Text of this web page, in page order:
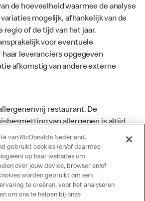
de hoeveelheid waarmee de analyse
mogelijk, afhankelijk van de
regio of de tijd van het jaar.
voor eventuele
leveranciers opgegeven
afkomstig van andere externe
restaurant. De
van allergenen is altijd
kan zodoende niet garanderen dat
sporen van allergenen bevatten.
daarom geen aansprakelijkheid
van het binnenkrijgen van (een
lichamelijke klachten krijgt. Alle
bevatten van dierlijke
van McDonald’s Nederland.
gebruikt cookies (en/of daarmee
op haar websites om
over jouw device, browser en/of
worden gebruikt om een
te creëren, voor het analyseren
om ons te helpen bij onze